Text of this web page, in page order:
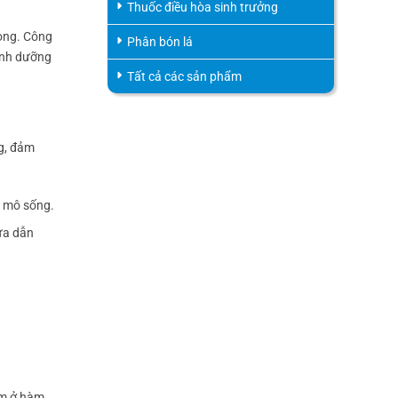
Công
dưỡng
đảm
sống.
dẫn
Thuốc điều hòa sinh trưởng
Phân bón lá
Tất cả các sản phẩm